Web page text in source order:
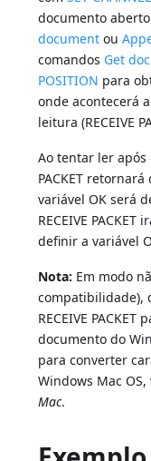
documento
document ou
comandos Get
POSITION para
onde acontecerá
leitura (RECEIVE
Ao tentar ler após
PACKET
variável OK será
RECEIVE
definir a variável
Nota: Em modo
compatibilidade),
RECEIVE
documento do
para converter
Windows Mac
Mac.